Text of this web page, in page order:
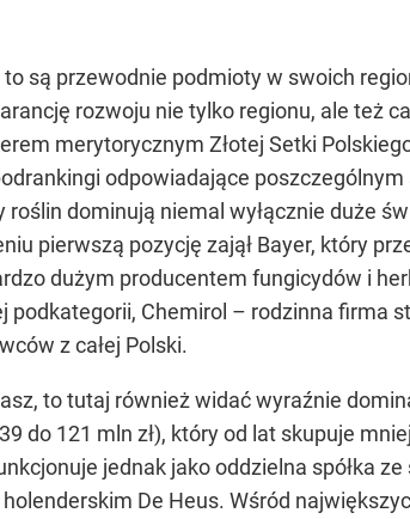
są przewodnie podmioty w swoich
rozwoju nie tylko regionu, ale też
merytorycznym Złotej Setki
odpowiadające
dominują niemal wyłącznie duże
pierwszą pozycję zajął Bayer, który
dużym producentem fungicydów i
podkategorii, Chemirol – rodzinna firma
z całej Polski.
to tutaj również widać wyraźnie
do 121 mln zł), który od lat skupuje
jednak jako oddzielna spółka
De Heus. Wśród